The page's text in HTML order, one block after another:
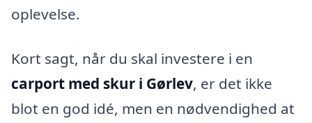
oplevelse.
Kort sagt, når du skal investere i en
carport med skur i Gørlev, er det ikke
blot en god idé, men en nødvendighed at